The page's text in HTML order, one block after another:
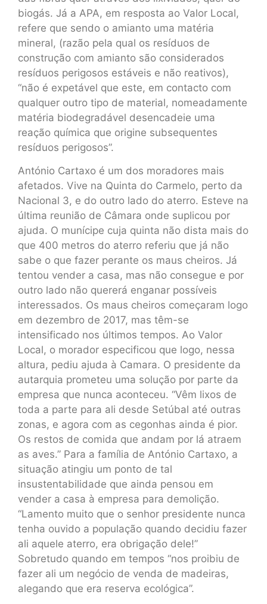
biogás. Já a APA, em resposta ao Valor Local,
refere que sendo o amianto uma matéria
mineral, (razão pela qual os resíduos de
construção com amianto são considerados
resíduos perigosos estáveis e não reativos),
“não é expetável que este, em contacto com
qualquer outro tipo de material, nomeadamente
matéria biodegradável desencadeie uma
reação química que origine subsequentes
resíduos perigosos”.
António Cartaxo é um dos moradores mais
afetados. Vive na Quinta do Carmelo, perto da
Nacional 3, e do outro lado do aterro. Esteve na
última reunião de Câmara onde suplicou por
ajuda. O munícipe cuja quinta não dista mais do
que 400 metros do aterro referiu que já não
sabe o que fazer perante os maus cheiros. Já
tentou vender a casa, mas não consegue e por
outro lado não quererá enganar possíveis
interessados. Os maus cheiros começaram logo
em dezembro de 2017, mas têm-se
intensificado nos últimos tempos. Ao Valor
Local, o morador especificou que logo, nessa
altura, pediu ajuda à Camara. O presidente da
autarquia prometeu uma solução por parte da
empresa que nunca aconteceu. “Vêm lixos de
toda a parte para ali desde Setúbal até outras
zonas, e agora com as cegonhas ainda é pior.
Os restos de comida que andam por lá atraem
as aves.” Para a família de António Cartaxo, a
situação atingiu um ponto de tal
insustentabilidade que ainda pensou em
vender a casa à empresa para demolição.
“Lamento muito que o senhor presidente nunca
tenha ouvido a população quando decidiu fazer
ali aquele aterro, era obrigação dele!”
Sobretudo quando em tempos “nos proibiu de
fazer ali um negócio de venda de madeiras,
alegando que era reserva ecológica”.